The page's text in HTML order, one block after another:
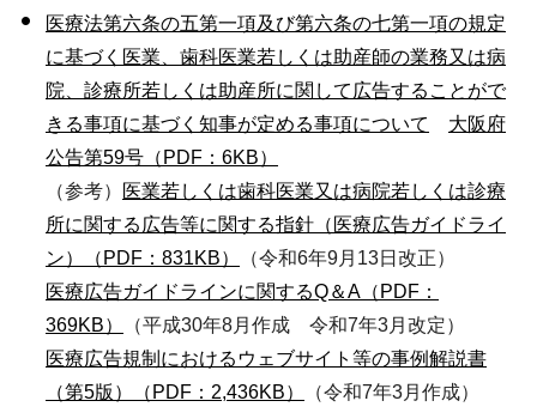
医療法第六条の五第一項及び第六条の七第一項の規定
に基づく医業、歯科医業若しくは助産師の業務又は病
院、診療所若しくは助産所に関して広告することがで
きる事項に基づく知事が定める事項について
大阪府
公告第59号（PDF：6KB）
（参考）
医業若しくは歯科医業又は病院若しくは診療
所に関する広告等に関する指針（医療広告ガイドライ
ン）（PDF：831KB）
（令和6年9月13日改正）
医療広告ガイドラインに関するQ＆A（PDF：
369KB）
（平成30年8月作成 令和7年3月改定）
医療広告規制におけるウェブサイト等の事例解説書
（第5版）（PDF：2,436KB）
（令和7年3月作成）